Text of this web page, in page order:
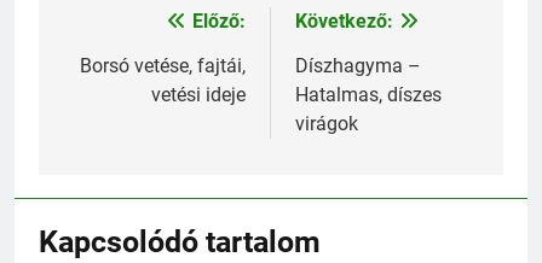
Bejegyzés
navigáció
Előző:
Borsó vetése, fajtái,
vetési ideje
Következő:
Díszhagyma –
Hatalmas, díszes
virágok
Kapcsolódó tartalom